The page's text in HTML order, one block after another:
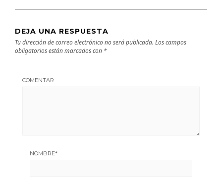
DEJA UNA RESPUESTA
Tu dirección de correo electrónico no será publicada. Los campos
obligatorios están marcados con *
COMENTAR
NOMBRE*